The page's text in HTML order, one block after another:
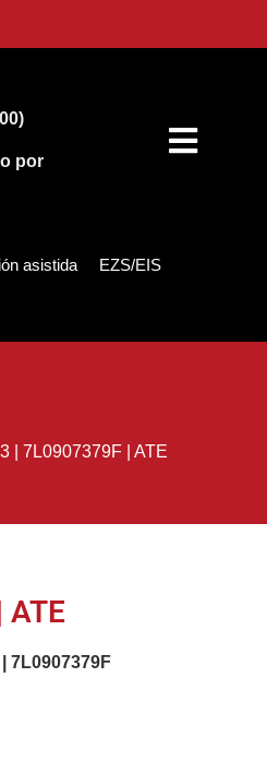
por
asistida EZS/EIS
| 7L0907379F | ATE
7L0907379F